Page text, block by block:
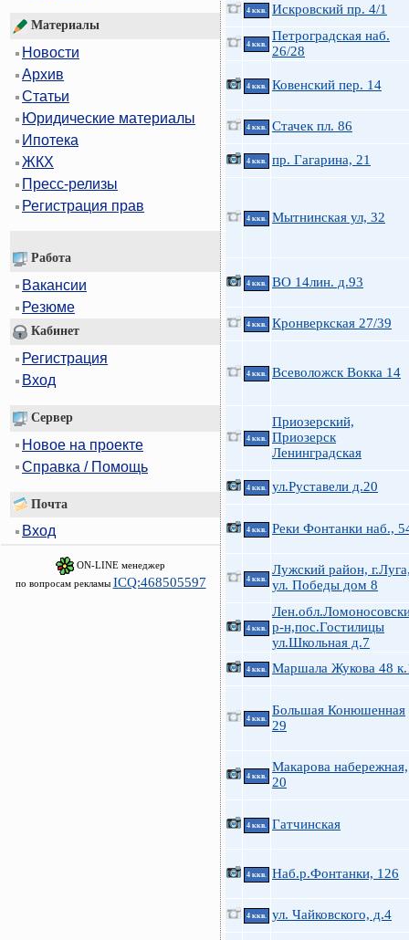
Материалы
Новости
Архив
Статьи
Юридические материалы
Ипотека
ЖКХ
Пресс-релизы
Регистрация прав
Работа
Вакансии
Резюме
Кабинет
Регистрация
Вход
Сервер
Новое на проекте
Справка / Помощь
Почта
Вход
ON-LINE менеджер
по вопросам рекламы ICQ:468505597
4 ккв. Искровский пр. 4/1
4 ккв.
Петроградская наб.
26/28
4 ккв. Ковенский пер. 14
4 ккв. Стачек пл. 86
4 ккв. пр. Гагарина, 21
4 ккв. Мытнинская ул, 32
4 ккв. ВО 14лин. д.93
4 ккв. Кронверкская 27/39
4 ккв. Всеволожск Вокка 14
4 ккв.
Приозерский,
Приозерск
Ленинградская
4 ккв. ул.Руставели д.20
4 ккв. Реки Фонтанки наб.,
4 ккв.
Лужский район,
ул. Победы дом 8
4 ккв.
р-н,пос.Гостилицы
ул.Школьная д.7
4 ккв. Маршала Жукова 48
4 ккв.
Большая Конюшенная
29
4 ккв.
Макарова набережная,
20
4 ккв. Гатчинская
4 ккв. Наб.р.Фонтанки, 126
4 ккв. ул. Чайковского, д.4